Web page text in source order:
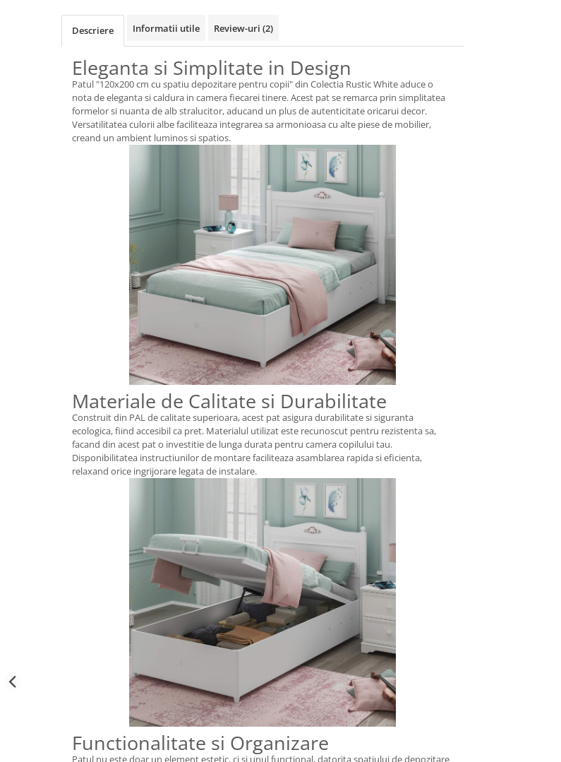
Descriere Informatii utile Review-uri (2)
Eleganta si Simplitate in Design
Patul "120x200 cm cu spatiu depozitare pentru copii" din Colectia Rustic White aduce o
nota de eleganta si caldura in camera fiecarei tinere. Acest pat se remarca prin simplitatea
formelor si nuanta de alb stralucitor, aducand un plus de autenticitate oricarui decor.
Versatilitatea culorii albe faciliteaza integrarea sa armonioasa cu alte piese de mobilier,
creand un ambient luminos si spatios.
Materiale de Calitate si Durabilitate
Construit din PAL de calitate superioara, acest pat asigura durabilitate si siguranta
ecologica, fiind accesibil ca pret. Materialul utilizat este recunoscut pentru rezistenta sa,
facand din acest pat o investitie de lunga durata pentru camera copilului tau.
Disponibilitatea instructiunilor de montare faciliteaza asamblarea rapida si eficienta,
relaxand orice ingrijorare legata de instalare.
Functionalitate si Organizare